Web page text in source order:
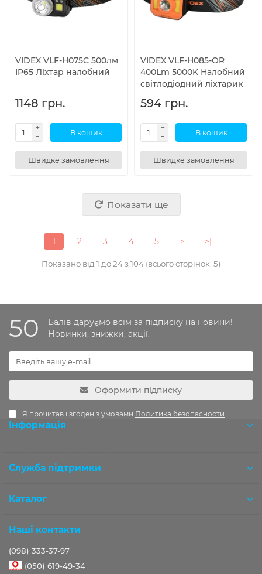
VIDEX VLF-H075C 500лм
IP65 Ліхтар налобний
1148 грн.
В кошик
Швидке замовлення
VIDEX VLF-H085-OR
400Lm 5000K Налобний
світлодіодний ліхтарик
594 грн.
В кошик
Швидке замовлення
Показати ще
1 2 3 4 5 > >|
Показано від 1 до 24 з 104 (всього сторінок: 5)
50
Балів даруємо всім за підписку на новини!
Новинки, знижки, акції.
Оформити підписку
Я прочитав і згоден з умовами Политика безопасности
Інформація
Служба підтримки
Каталог
Наші контакти
(098) 333-37-97
(050) 619-49-34